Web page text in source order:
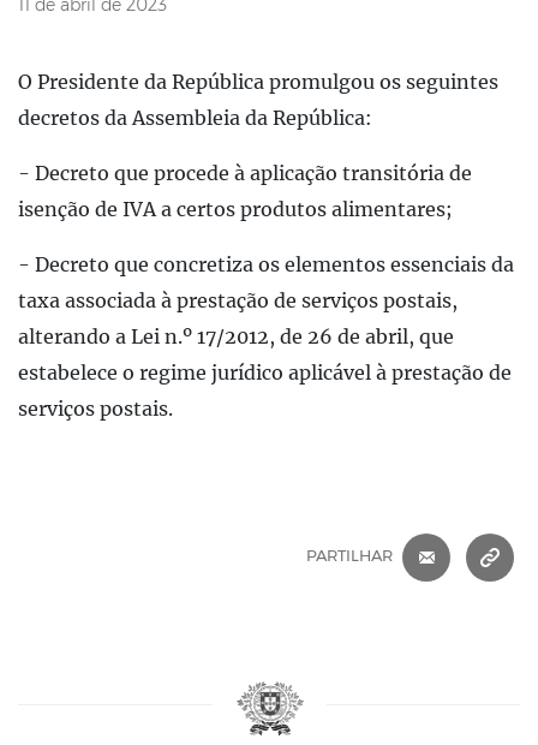
11 de abril de 2023
O Presidente da República promulgou os seguintes
decretos da Assembleia da República:
- Decreto que procede à aplicação transitória de
isenção de IVA a certos produtos alimentares;
- Decreto que concretiza os elementos essenciais da
taxa associada à prestação de serviços postais,
alterando a Lei n.º 17/2012, de 26 de abril, que
estabelece o regime jurídico aplicável à prestação de
serviços postais.
PARTILHAR